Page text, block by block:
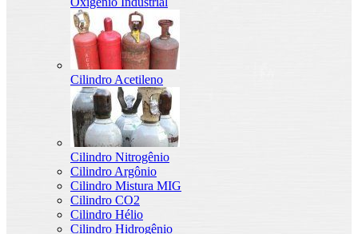
Cilindro Acetileno
Cilindro Nitrogênio
Cilindro Argônio
Cilindro Mistura MIG
Cilindro CO2
Cilindro Hélio
Cilindro Hidrogênio